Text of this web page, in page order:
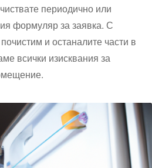
периодично или
формуляр за заявка. С
и останалите части в
всички изисквания за